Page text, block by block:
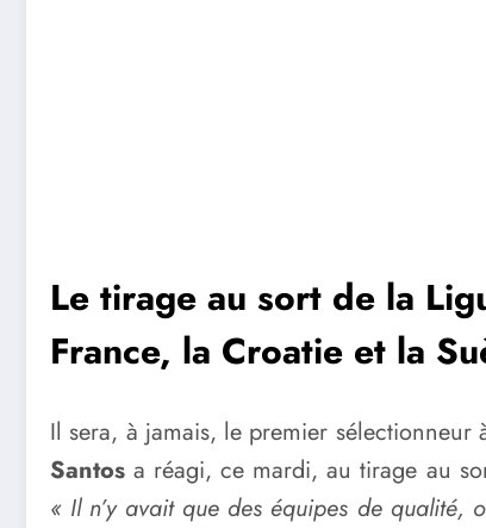
Le tirage au sort de la
France, la Croatie et la
Il sera, à jamais, le premier
Santos a réagi, ce mardi, au tirage au
« Il n’y avait que des équipes de